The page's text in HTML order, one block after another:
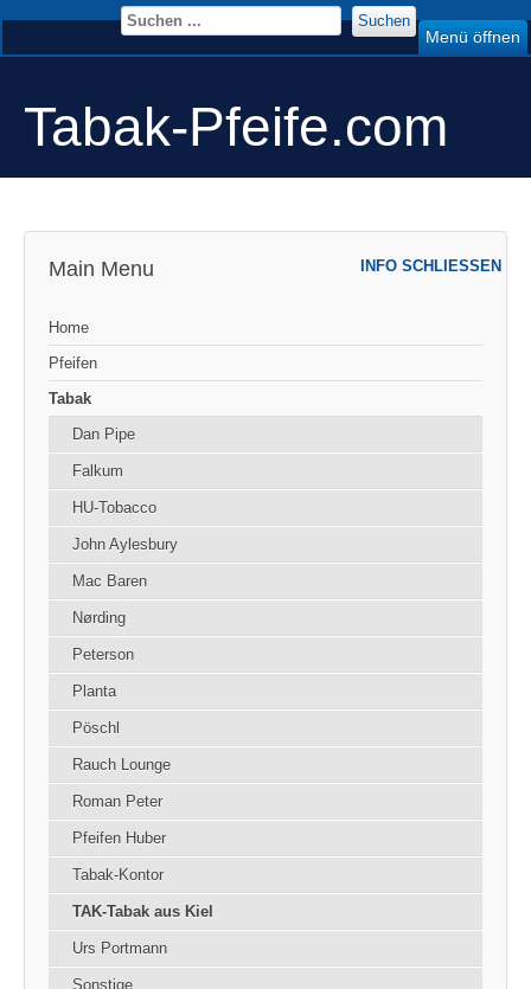
Tabak-Pfeife.com
Suchen
Menü öffnen
Main Menu
Home
Pfeifen
Tabak
Dan Pipe
Falkum
HU-Tobacco
John Aylesbury
Mac Baren
Nørding
Peterson
Planta
Pöschl
Rauch Lounge
Roman Peter
Pfeifen Huber
Tabak-Kontor
TAK-Tabak aus Kiel
Urs Portmann
Sonstige
INFO SCHLIESSEN